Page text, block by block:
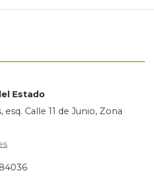
Estado
Calle 11 de Junio, Zona